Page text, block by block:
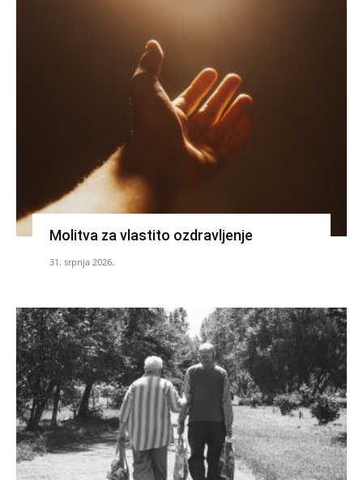
Molitva za vlastito ozdravljenje
31. srpnja 2026.